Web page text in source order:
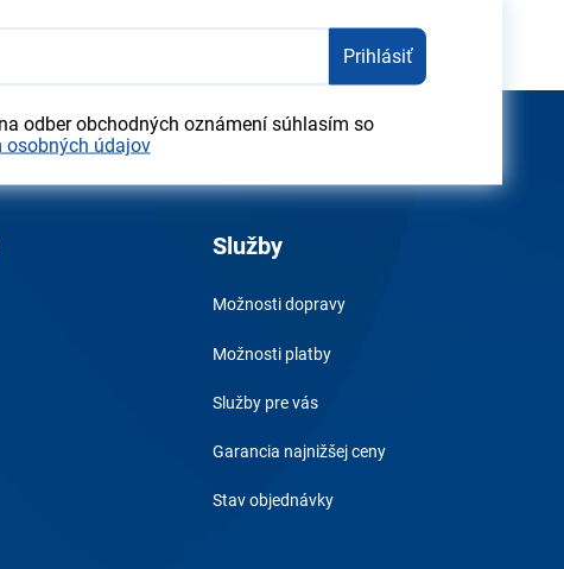
Prihlásiť
odber obchodných oznámení súhlasím so
osobných údajov
Služby
Možnosti dopravy
Možnosti platby
Služby pre vás
Garancia najnižšej ceny
Stav objednávky